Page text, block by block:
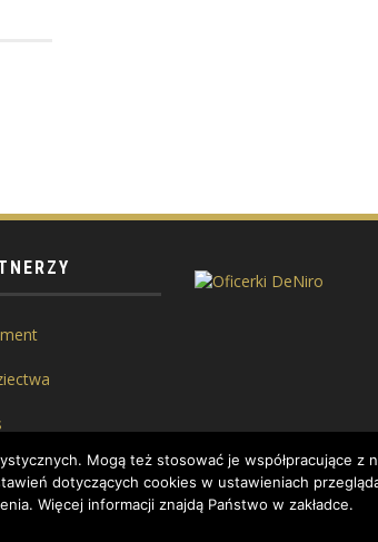
Mogą też stosować je współpracujące z
dotyczących cookies w ustawieniach
Więcej informacji znajdą Państwo w zakładce.